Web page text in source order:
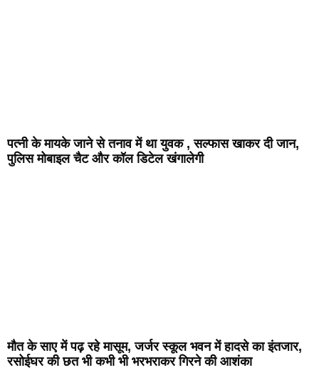
पत्नी के मायके जाने से तनाव में था युवक , सल्फास खाकर दी जान,
पुलिस मोबाइल चैट और कॉल डिटेल खंगालेगी
मौत के साए में पढ़ रहे मासूम, जर्जर स्कूल भवन में हादसे का इंतजार,
रसोईघर की छत भी कभी भी भरभराकर गिरने की आशंका